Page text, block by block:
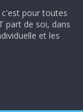
c'est pour toutes
part de soi, dans
et les